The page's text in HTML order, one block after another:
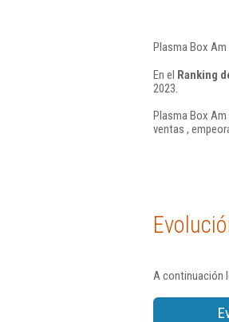
Plasma Box
En el Ranking
2023.
Plasma Box
ventas ,
A continuación